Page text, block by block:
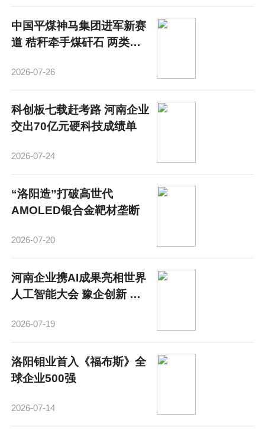
中国平煤神马集团进军新赛
道 秸秆牵手煤矸石 两类固
2026-07-26
科创板七载赶考路 河南企业
交出70亿元硬科技成绩单
2026-07-24
“洛阳造”打破高世代
AMOLED银合金靶材垄断
2026-07-20
河南企业携AI成果亮相世界
人工智能大会 豫企创新 共
2026-07-19
洛阳钼业首入《福布斯》全
球企业500强
2026-07-14